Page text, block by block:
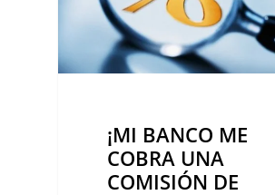
UNA
COMISIÓN
PREAVISO!
¡MI BANCO ME
COBRA UNA
COMISIÓN DE